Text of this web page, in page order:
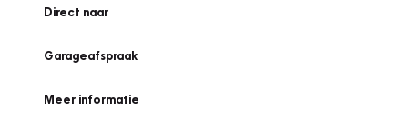
Direct naar
Garageafspraak
Meer informatie